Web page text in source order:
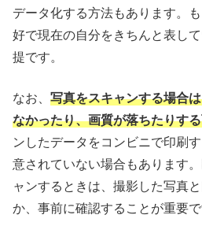
データ化する方法もあります。
好で現在の自分をきちんと表し
提です。
なお、 写真をスキャンする場合
なかったり、画質が落ちたりす
ンしたデータをコンビニで印刷
意されていない場合もあります
ャンするときは、撮影した写真
か、事前に確認することが重要で